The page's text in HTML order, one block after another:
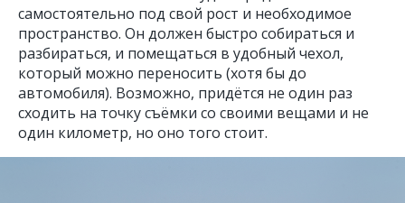
самостоятельно под свой рост и необходимое
пространство. Он должен быстро собираться и
разбираться, и помещаться в удобный чехол,
который можно переносить (хотя бы до
автомобиля). Возможно, придётся не один раз
сходить на точку съёмки со своими вещами и не
один километр, но оно того стоит.